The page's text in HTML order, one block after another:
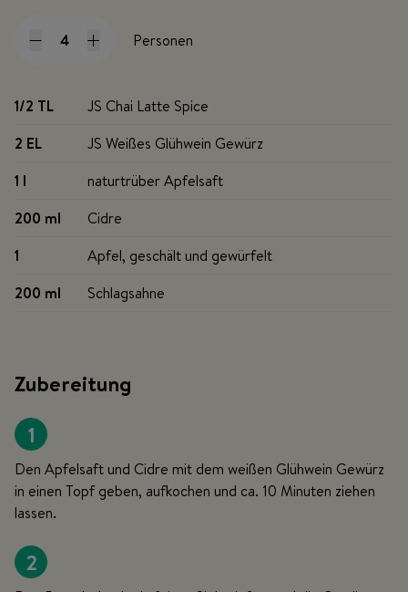
Personen
1/2 TL
JS Chai Latte Spice
2 EL
JS Weißes Glühwein Gewürz
1 l
naturtrüber Apfelsaft
200 ml
Cidre
1
Apfel, geschält und gewürfelt
200 ml
Schlagsahne
Zubereitung
1
Den Apfelsaft und Cidre mit dem weißen Glühwein Gewürz
in einen Topf geben, aufkochen und ca. 10 Minuten ziehen
lassen.
2